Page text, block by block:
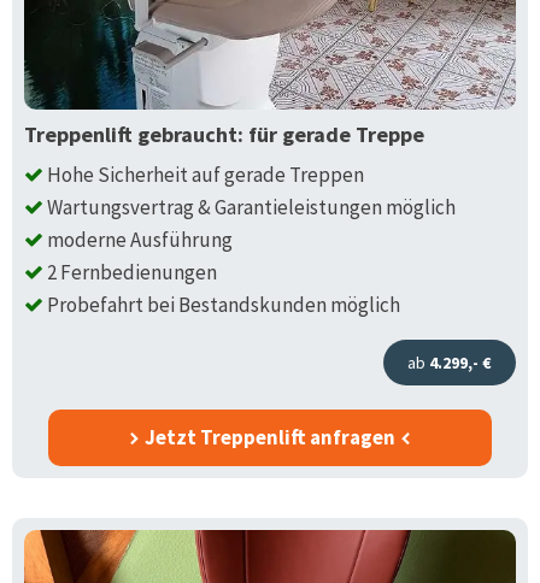
Treppenlift gebraucht: für gerade Treppe
Hohe Sicherheit auf gerade Treppen
Wartungsvertrag & Garantieleistungen möglich
moderne Ausführung
2 Fernbedienungen
Probefahrt bei Bestandskunden möglich
ab 4.299,- €
Jetzt Treppenlift anfragen